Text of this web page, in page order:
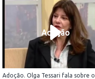
Adoção
Adoção. Olga Tessari fala sobre o